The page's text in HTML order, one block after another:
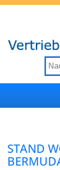
STAND